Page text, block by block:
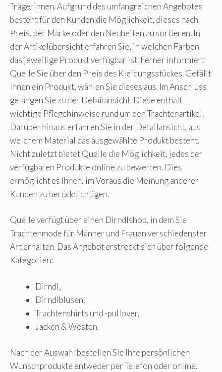
Trägerinnen. Aufgrund des umfangreichen Angebotes
besteht für den Kunden die Möglichkeit, dieses nach
Preis, der Marke oder den Neuheiten zu sortieren. In
der Artikelübersicht erfahren Sie, in welchen Farben
das jeweilige Produkt verfügbar ist. Ferner informiert
Quelle Sie über den Preis des Kleidungsstückes. Gefällt
Ihnen ein Produkt, wählen Sie dieses aus. Im Anschluss
gelangen Sie zu der Detailansicht. Diese enthält
wichtige Pflegehinweise rund um den Trachtenartikel.
Darüber hinaus erfahren Sie in der Detailansicht, aus
welchem Material das ausgewählte Produkt besteht.
Nicht zuletzt bietet Quelle die Möglichkeit, jedes der
verfügbaren Produkte online zu bewerten. Dies
ermöglicht es Ihnen, im Voraus die Meinung anderer
Kunden zu berücksichtigen.
Quelle verfügt über einen Dirndlshop, in dem Sie
Trachtenmode für Männer und Frauen verschiedenster
Art erhalten. Das Angebot erstreckt sich über folgende
Kategorien:
Dirndl,
Dirndlblusen,
Trachtenshirts und -pullover,
Jacken & Westen.
Nach der Auswahl bestellen Sie Ihre persönlichen
Wunschprodukte entweder per Telefon oder online.